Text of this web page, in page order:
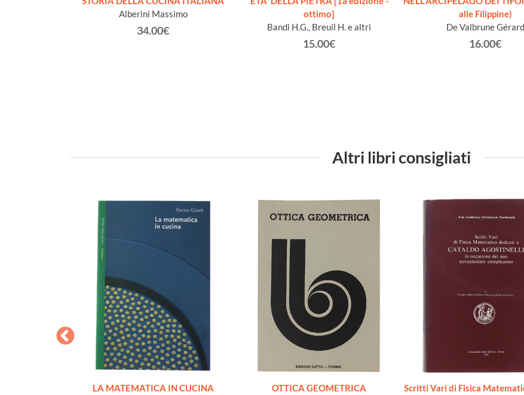
Alberini Massimo
34.00€
ottimo]
Bandi H.G., Breuil H. e altri
15.00€
alle Filippine)
De Valbrune Gérard
16.00€
Altri libri consigliati
LA MATEMATICA IN CUCINA
OTTICA GEOMETRICA
Scritti Vari di Fisica